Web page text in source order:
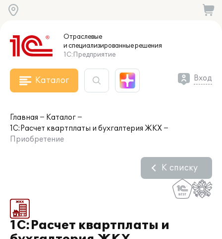
Отраслевые
и специализированныерешения
1С:Предприятие
Каталог Вход
Главная
Каталог
1С:Расчет квартплаты и бухгалтерия ЖКХ
Приобретение
1С:Расчет квартплаты и
К списку